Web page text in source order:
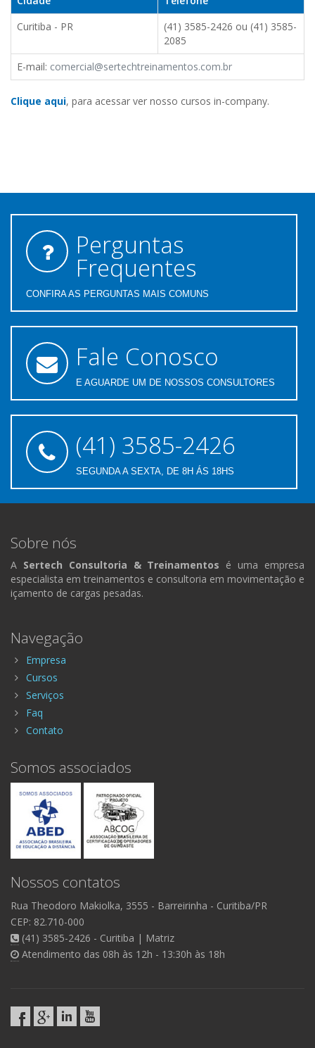
Curitiba - PR
(41) 3585-2426 ou (41) 3585-
2085
E-mail: comercial@sertechtreinamentos.com.br
Clique aqui, para acessar ver nosso cursos in-company.
Perguntas
Frequentes
CONFIRA AS PERGUNTAS MAIS COMUNS
Fale Conosco
E AGUARDE UM DE NOSSOS CONSULTORES
(41) 3585-2426
SEGUNDA A SEXTA, DE 8H ÁS 18HS
Sobre nós
A Sertech Consultoria & Treinamentos é uma empresa
especialista em treinamentos e consultoria em movimentação e
içamento de cargas pesadas.
Navegação
Empresa
Cursos
Serviços
Faq
Contato
Somos associados
Nossos contatos
Rua Theodoro Makiolka, 3555 - Barreirinha - Curitiba/PR
CEP: 82.710-000
(41) 3585-2426 - Curitiba | Matriz
Atendimento das 08h às 12h - 13:30h às 18h